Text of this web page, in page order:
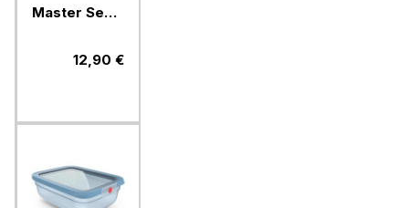
Master Seal
12,90 €